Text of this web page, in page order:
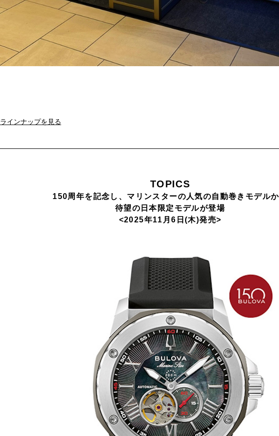
ラインナップを見る
TOPICS
150周年を記念し、マリンスターの人気の自動巻きモデル
待望の日本限定モデルが登場
<2025年11月6日(木)発売>